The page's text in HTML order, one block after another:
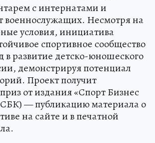
с интернатами и
военнослужащих. Несмотря на
условия, инициатива
спортивное сообщество
в развитие детско-юношеского
демонстрируя потенциал
Проект получит
от издания «Спорт Бизнес
— публикацию материала о
на сайте и в печатной